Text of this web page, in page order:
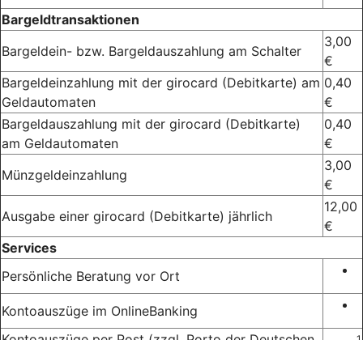
Bargeldtransaktionen
Bargeldein- bzw. Bargeldauszahlung am Schalter
3,00
€
Bargeldeinzahlung mit der girocard (Debitkarte) am
Geldautomaten
0,40
€
Bargeldauszahlung mit der girocard (Debitkarte)
am Geldautomaten
0,40
€
Münzgeldeinzahlung
3,00
€
Ausgabe einer girocard (Debitkarte) jährlich
12,00
€
Services
Persönliche Beratung vor Ort
Kontoauszüge im OnlineBanking